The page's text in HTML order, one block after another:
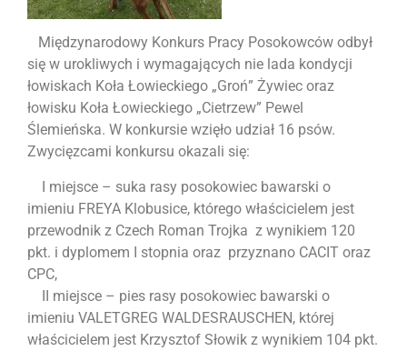
Międzynarodowy Konkurs Pracy Posokowców odbył
się w urokliwych i wymagających nie lada kondycji
łowiskach Koła Łowieckiego „Groń” Żywiec oraz
łowisku Koła Łowieckiego „Cietrzew” Pewel
Ślemieńska. W konkursie wzięło udział 16 psów.
Zwycięzcami konkursu okazali się:
I miejsce – suka rasy posokowiec bawarski o
imieniu FREYA Klobusice, którego właścicielem jest
przewodnik z Czech Roman Trojka z wynikiem 120
pkt. i dyplomem I stopnia oraz przyznano CACIT oraz
CPC,
II miejsce – pies rasy posokowiec bawarski o
imieniu VALETGREG WALDESRAUSCHEN, której
właścicielem jest Krzysztof Słowik z wynikiem 104 pkt.